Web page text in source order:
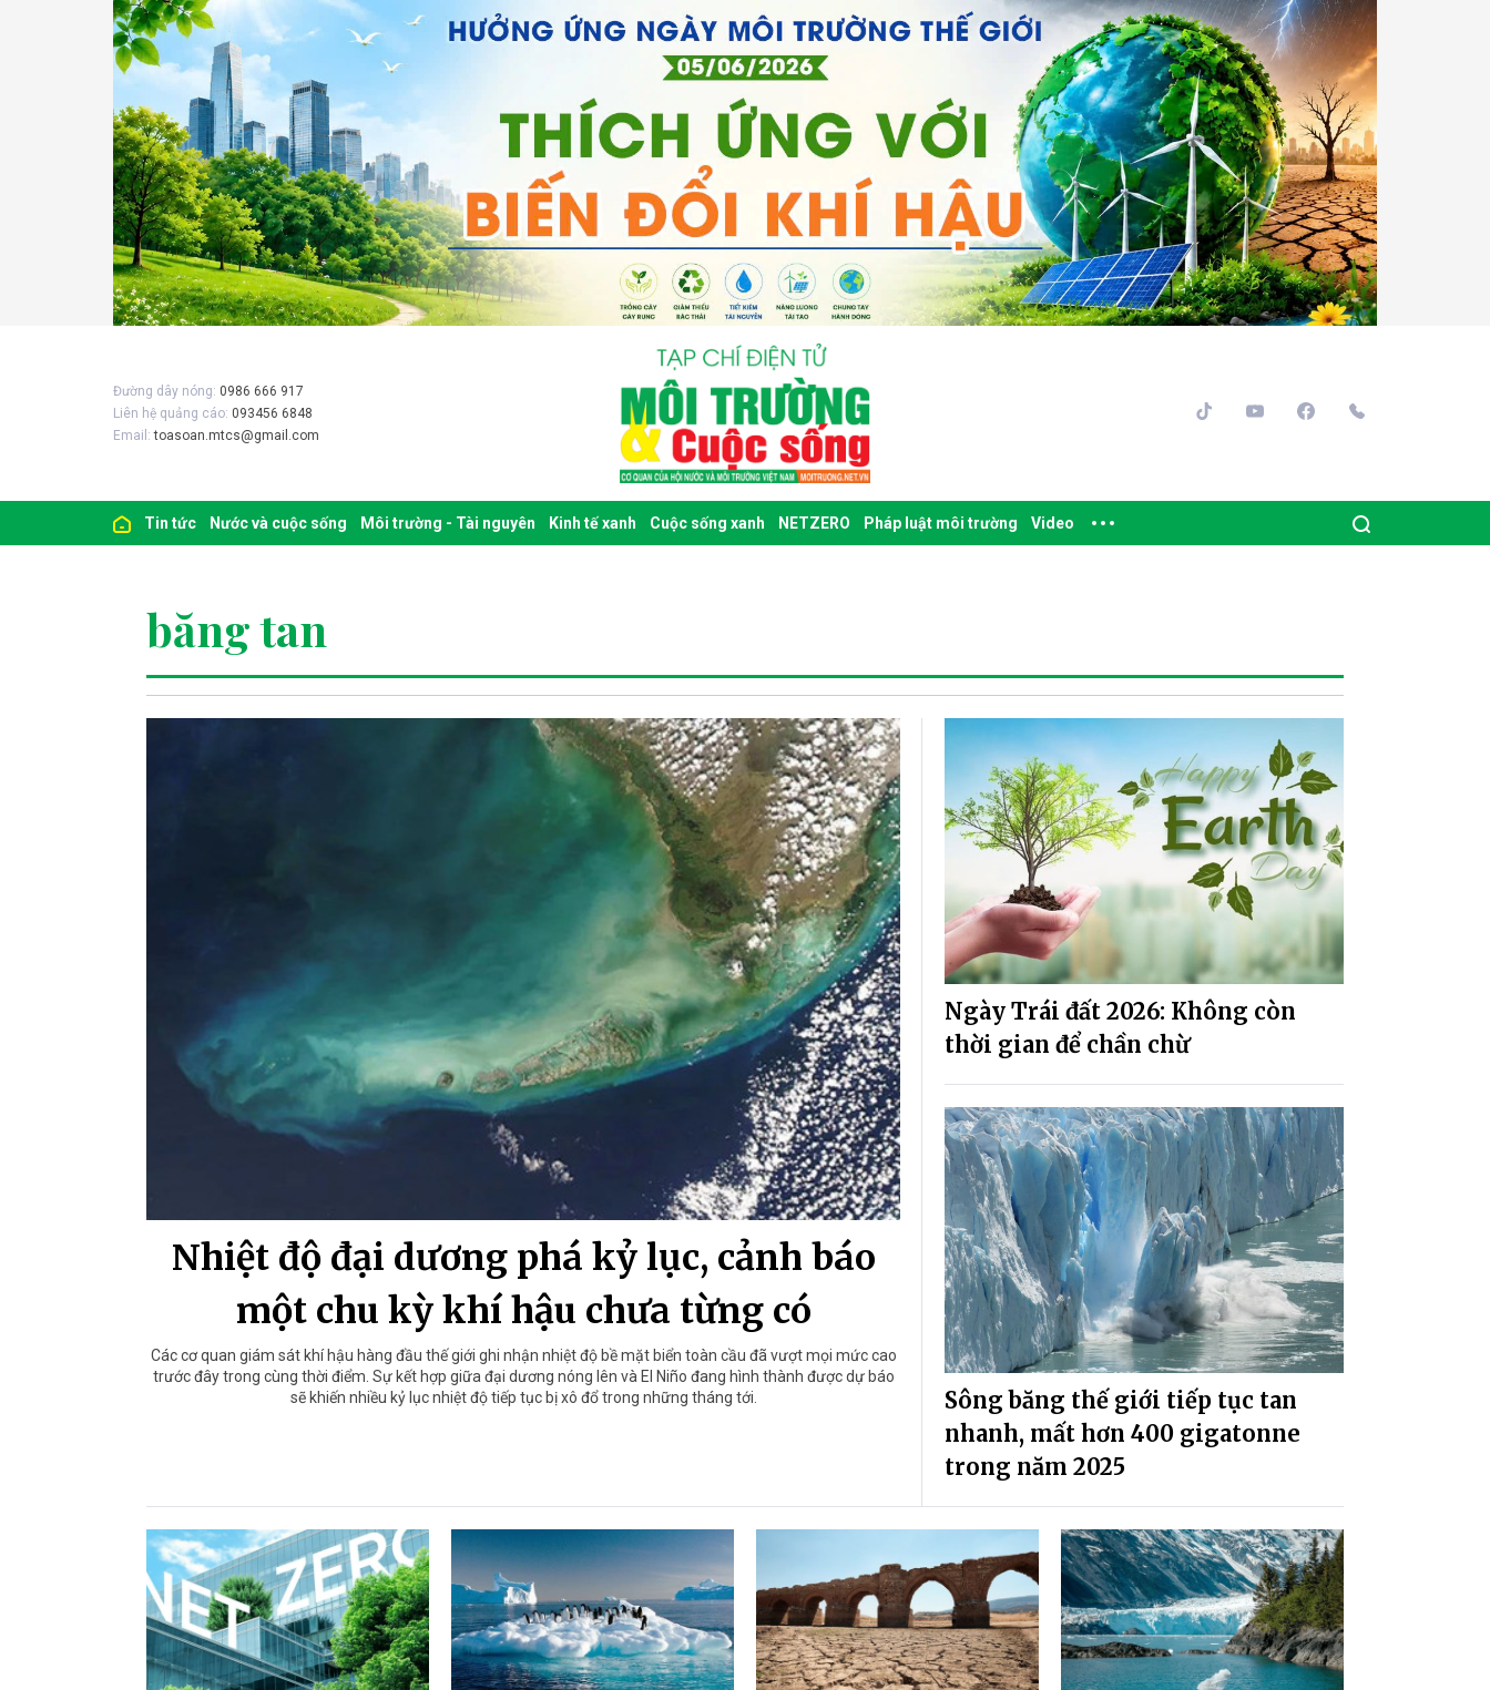
Đường dây nóng: 0986 666 917
Liên hệ quảng cáo: 093456 6848
Email:toasoan.mtcs@gmail.com
Tin tức Nước và cuộc sống Môi trường - Tài nguyên Kinh tế xanh Cuộc sống xanh NETZERO Pháp luật môi trường Video
băng tan
Nhiệt độ đại dương phá kỷ lục, cảnh báo
một chu kỳ khí hậu chưa từng có
Các cơ quan giám sát khí hậu hàng đầu thế giới ghi nhận nhiệt độ bề mặt biển toàn cầu đã vượt mọi mức cao
trước đây trong cùng thời điểm. Sự kết hợp giữa đại dương nóng lên và El Niño đang hình thành được dự báo
sẽ khiến nhiều kỷ lục nhiệt độ tiếp tục bị xô đổ trong những tháng tới.
Ngày Trái đất 2026: Không còn
thời gian để chần chừ
Sông băng thế giới tiếp tục tan
nhanh, mất hơn 400 gigatonne
trong năm 2025